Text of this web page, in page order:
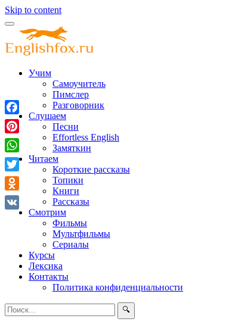
Skip to content
Учим
Самоучитель
Пимслер
Разговорник
Слушаем
Песни
Effortless English
Замяткин
Читаем
Короткие рассказы
Топики
Книги
Рассказы
Смотрим
Фильмы
Мультфильмы
Сериалы
Курсы
Лексика
Контакты
Политика конфиденциальности
🔍
Facebook
Pinterest
WhatsApp
Twitter
Odnoklassniki